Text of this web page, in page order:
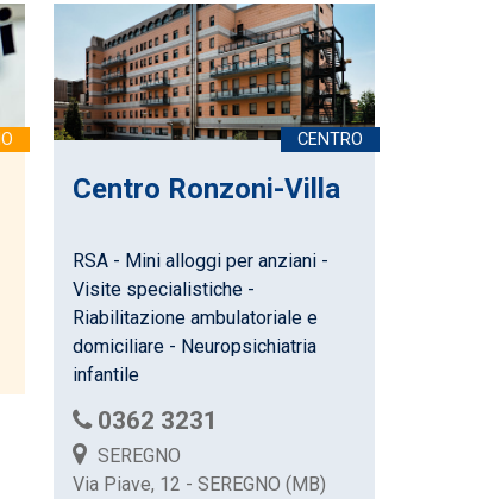
Centro Ronzoni-Villa
RSA - Mini alloggi per anziani -
Visite specialistiche -
Riabilitazione ambulatoriale e
domiciliare - Neuropsichiatria
infantile
0362 3231
SEREGNO
Via Piave, 12 - SEREGNO (MB)